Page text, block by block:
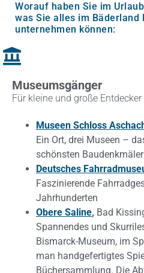
Worauf haben Sie im
was Sie alles im Bäderland
unternehmen können:
Museumsgänger
Für kleine und große Entdecker
Museen Schloss
Ein Ort, drei Museen –
schönsten
Deutsches
Faszinierende
Jahrhunderten
Obere Saline, Bad
Spannendes und
Bismarck-Museum, im
man handgefertigtes
Büchersammlung. Die